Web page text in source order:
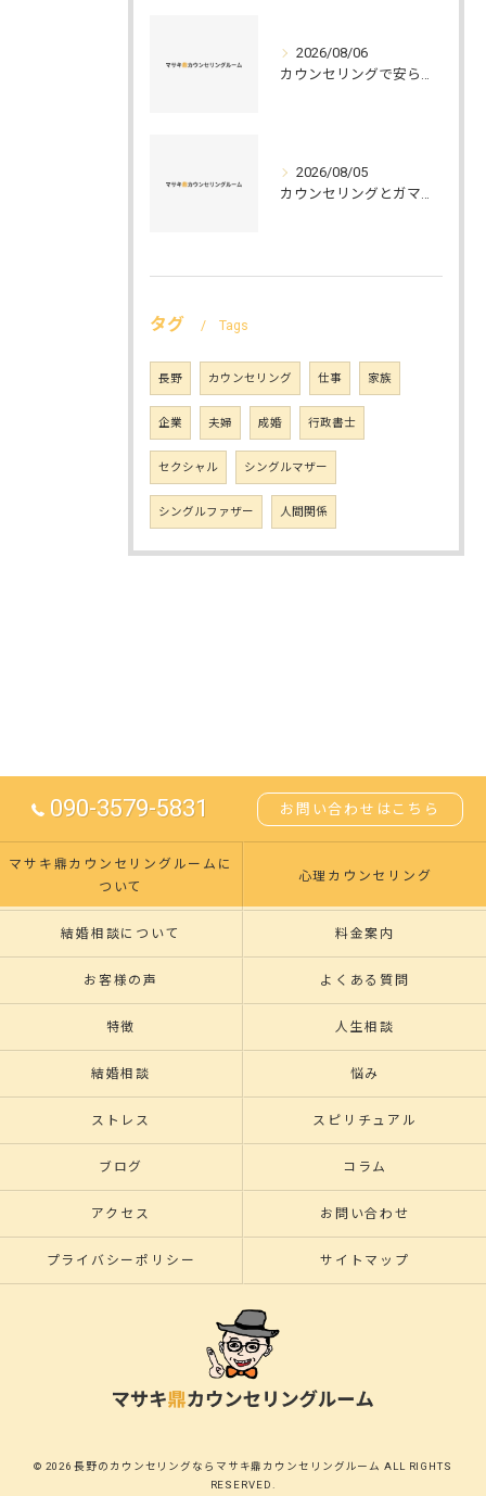
2026/08/06
カウンセリングで安らぐ空間を叶える安心と信頼のつくり方徹底解説
2026/08/05
カウンセリングとガマット選びの正解ガイド安心して相談できるポイントと実例解説
タグ Tags
長野 カウンセリング 仕事 家族
企業 夫婦 成婚 行政書士
セクシャル シングルマザー
シングルファザー 人間関係
090-3579-5831 お問い合わせはこちら
マサキ鼎カウンセリングルームに
ついて
心理カウンセリング
結婚相談について 料金案内
お客様の声 よくある質問
特徴 人生相談
結婚相談 悩み
ストレス スピリチュアル
ブログ コラム
アクセス お問い合わせ
プライバシーポリシー サイトマップ
© 2026 長野のカウンセリングならマサキ鼎カウンセリングルーム ALL RIGHTS
RESERVED.